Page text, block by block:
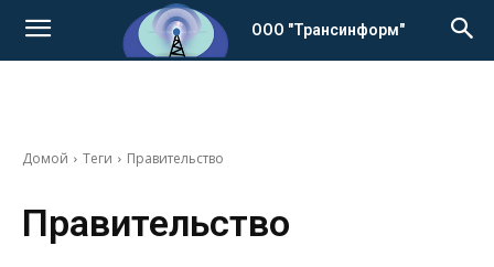
ООО "Трансинформ"
Домой Теги Правительство
Правительство